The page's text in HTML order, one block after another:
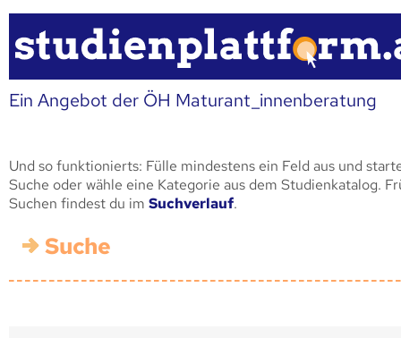
Ein Angebot der ÖH Maturant_innenberatung
Und so funktionierts: Fülle mindestens ein Feld aus und
Suche oder wähle eine Kategorie aus dem Studienkatalog.
Suchen findest du im Suchverlauf.
Suche